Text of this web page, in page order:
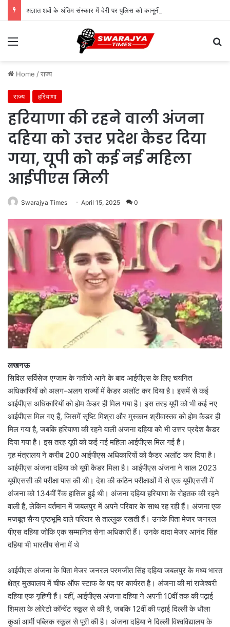
Menu
Home /राज्य
राज्य हरियाणा
हरियाणा की रहने वाली अंजना
दहिया को उत्तर प्रदेश कैडर दिया
गया, यूपी को कई नई महिला
आईपीएस मिली
Swarajya Times April 15, 2025 0
लखनऊ
सिविल सर्विसेज एग्जाम के नतीजे आने के बाद आईपीएस के लिए चयनित
अधिकारियों को अलग-अलग राज्यों में कैडर अलॉट कर दिया है। इसमें से कई
आईपीएस अधिकारियों को होम कैडर ही मिल गया है। इस तरह यूपी को भी कई नए
आईपीएस मिल गए हैं, जिसमें सृष्टि मिश्रा और मुस्कान श्रीवास्तव को होम कैडर ही
मिल गया है, जबकि हरियाणा की रहने वाली अंजना दहिया को भी उत्तर प्रदेश कैडर
दिया गया है। इस तरह यूपी को कई नई महिला आईपीएस मिल गई हैं।
गृह मंत्रालय ने करीब 200 आईपीएस अधिकारियों को कैडर अलॉट कर दिया है।
आईपीएस अंजना दहिया को यूपी कैडर मिला है। आईपीएस अंजना ने साल 2023
यूपीएससी की परीक्षा पास की थी। देश की कठिन परीक्षाओं में से एक यूपीएससी में
अंजना को 134वीं रैंक हासिल हुई थी। अंजना दहिया हरियाणा के रोहतक की रहने
वाली हैं, लेकिन वर्तमान में जबलपुर में अपने परिवार के साथ रह रही हैं। अंजना एक
मजबूत सैन्य पृष्ठभूमि वाले परिवार से ताल्लुक रखती हैं। उनके पिता मेजर जनरल
पीएस दहिया जोकि एक सम्मानित सेना अधिकारी हैं। उनके दादा मेजर आनंद सिंह
दहिया भी भारतीय सेना में थे
आईपीएस अंजना के पिता मेजर जनरल परमजीत सिंह दहिया जबलपुर के मध्य भारत
क्षेत्र मुख्यालय में चीफ ऑफ स्टाफ के पद पर कार्यरत है। अंजना की मां राजेश्वरी
दहिया एक गृहिणी हैं। वहीं, आईपीएस अंजना दहिया ने अपनी 10वीं तक की पढ़ाई
शिमला के लोरेटो कॉन्वेंट स्कूल से की है, जबकि 12वीं की पढ़ाई दिल्ली के धौला
कुआं आर्मी पब्लिक स्कूल से पूरी की है। अंजना दहिया ने दिल्ली विश्वविद्यालय के